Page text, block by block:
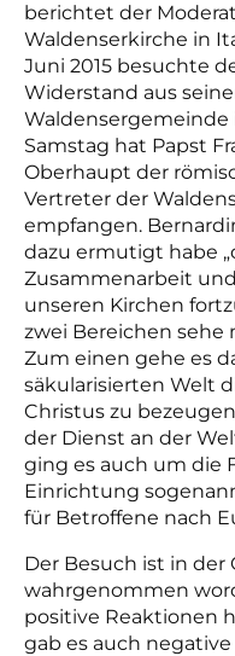
berichtet der
Waldenserkirche in
Juni 2015 besuchte
Widerstand aus
Waldensergemeinde
Samstag hat Papst
Oberhaupt der
Vertreter der
empfangen.
dazu ermutigt habe
Zusammenarbeit
unseren Kirchen
zwei Bereichen sehe
Zum einen gehe es
säkularisierten Welt
Christus zu
der Dienst an der
ging es auch um die
Einrichtung
für Betroffene nach
Der Besuch ist in
wahrgenommen
positive Reaktionen
gab es auch